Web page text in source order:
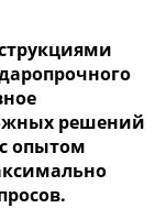
решений
с опытом